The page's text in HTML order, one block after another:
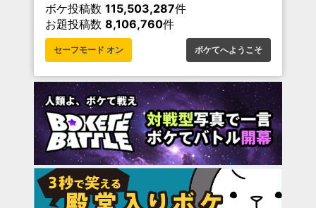
ボケ投稿数 115,503,287件
お題投稿数 8,106,760件
セーフモード オン ボケてへようこそ